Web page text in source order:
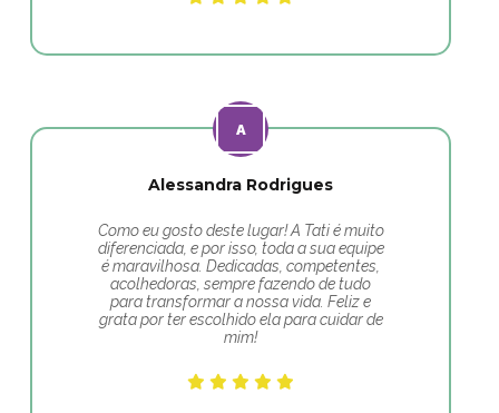
Alessandra Rodrigues
Como eu gosto deste lugar! A Tati é muito
diferenciada, e por isso, toda a sua equipe
é maravilhosa. Dedicadas, competentes,
acolhedoras, sempre fazendo de tudo
para transformar a nossa vida. Feliz e
grata por ter escolhido ela para cuidar de
mim!